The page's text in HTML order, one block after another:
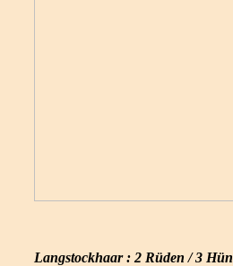
Langstockhaar : 2 Rüden / 3